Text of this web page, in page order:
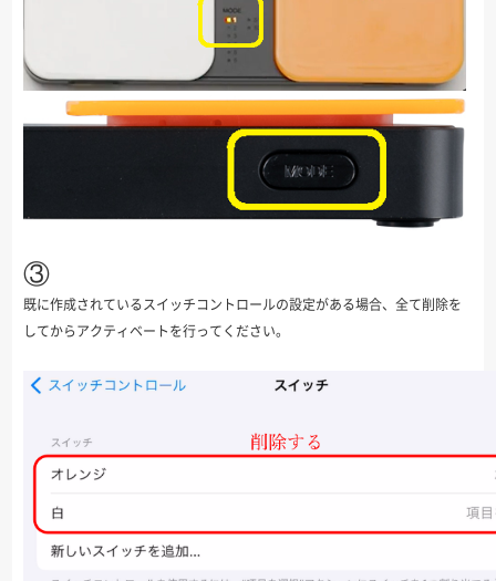
③
既に作成されているスイッチコントロールの設定がある場合、全て削除を
してからアクティベートを行ってください。